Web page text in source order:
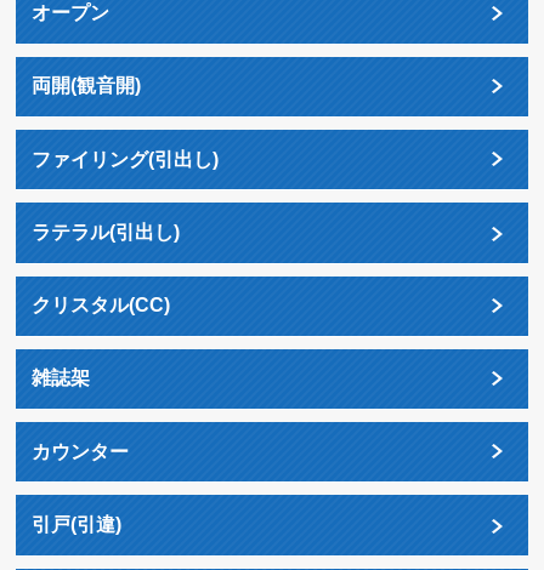
オープン
両開(観音開)
ファイリング(引出し)
ラテラル(引出し)
クリスタル(CC)
雑誌架
カウンター
引戸(引違)